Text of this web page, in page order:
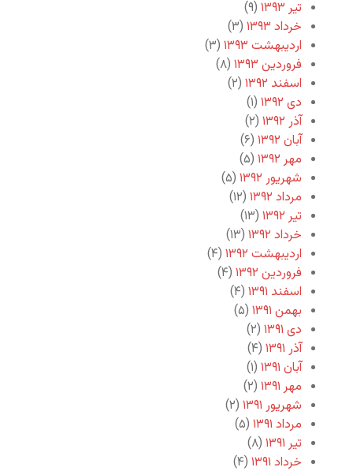
تیر ۱۳۹۳
(۹)
خرداد ۱۳۹۳
(۳)
اردیبهشت ۱۳۹۳
(۳)
فروردین ۱۳۹۳
(۸)
اسفند ۱۳۹۲
(۲)
دی ۱۳۹۲
(۱)
آذر ۱۳۹۲
(۲)
آبان ۱۳۹۲
(۶)
مهر ۱۳۹۲
(۵)
شهریور ۱۳۹۲
(۵)
مرداد ۱۳۹۲
(۱۲)
تیر ۱۳۹۲
(۱۳)
خرداد ۱۳۹۲
(۱۳)
اردیبهشت ۱۳۹۲
(۴)
فروردین ۱۳۹۲
(۴)
اسفند ۱۳۹۱
(۴)
بهمن ۱۳۹۱
(۵)
دی ۱۳۹۱
(۲)
آذر ۱۳۹۱
(۴)
آبان ۱۳۹۱
(۱)
مهر ۱۳۹۱
(۲)
شهریور ۱۳۹۱
(۲)
مرداد ۱۳۹۱
(۵)
تیر ۱۳۹۱
(۸)
خرداد ۱۳۹۱
(۴)